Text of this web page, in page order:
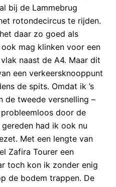
bij de Lammebrug
rotondecircus te rijden.
daar zo goed als
mag klinken voor een
naast de A4. Maar dit
een verkeersknooppunt
de spits. Omdat ik ’s
de tweede versnelling –
probleemloos door de
had ik ook nu
Met een lengte van
Zafira Tourer een
toch kon ik zonder enig
de bodem trappen. De